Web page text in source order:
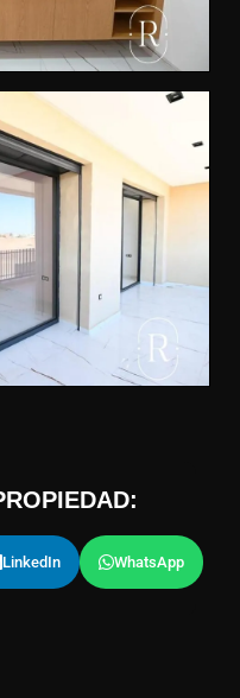
LinkedIn WhatsApp